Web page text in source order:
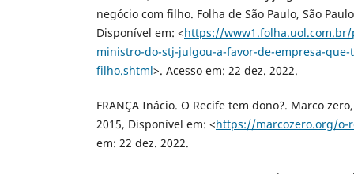
negócio com filho. Folha de São Paulo, São
Disponível em: <https://
ministro-do-stj-julgou-a-favor-de-empresa-
filho.shtml>. Acesso em: 22 dez. 2022.
FRANÇA Inácio. O Recife tem dono?. Marco
2015, Disponível em: <https://marcozero.org/o-
em: 22 dez. 2022.